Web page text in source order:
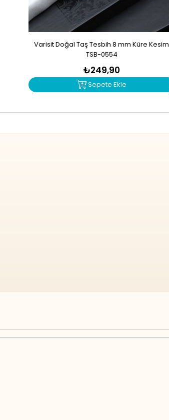
Varisit Doğal Taş Tesbih 8 mm Küre Kesim
TSB-0554
₺249,90
Sepete Ekle